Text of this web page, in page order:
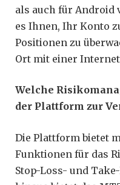
als auch für Android
es Ihnen, Ihr Konto
Positionen zu
Ort mit einer
Welche
der Plattform zur
Die Plattform bietet
Funktionen für das
Stop-Loss- und